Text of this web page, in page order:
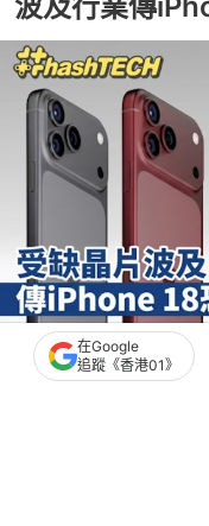
撰文：快科技
出版：2026-05-11 13:00
在Google
追蹤《香港01》